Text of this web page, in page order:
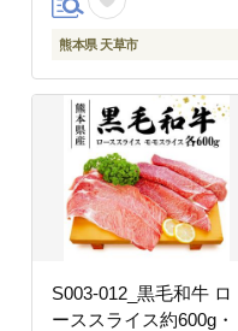
熊本県 天草市
S003-012_黒毛和牛 ロ
ーススライス約600g・